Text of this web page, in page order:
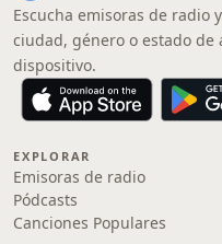
Escucha emisoras de radio
ciudad, género o estado
dispositivo.
EXPLORAR
Emisoras de radio
Pódcasts
Canciones Populares